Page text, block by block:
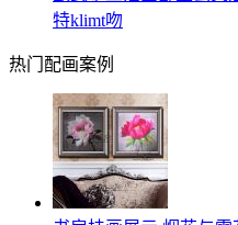
特klimt吻
热门配画案例